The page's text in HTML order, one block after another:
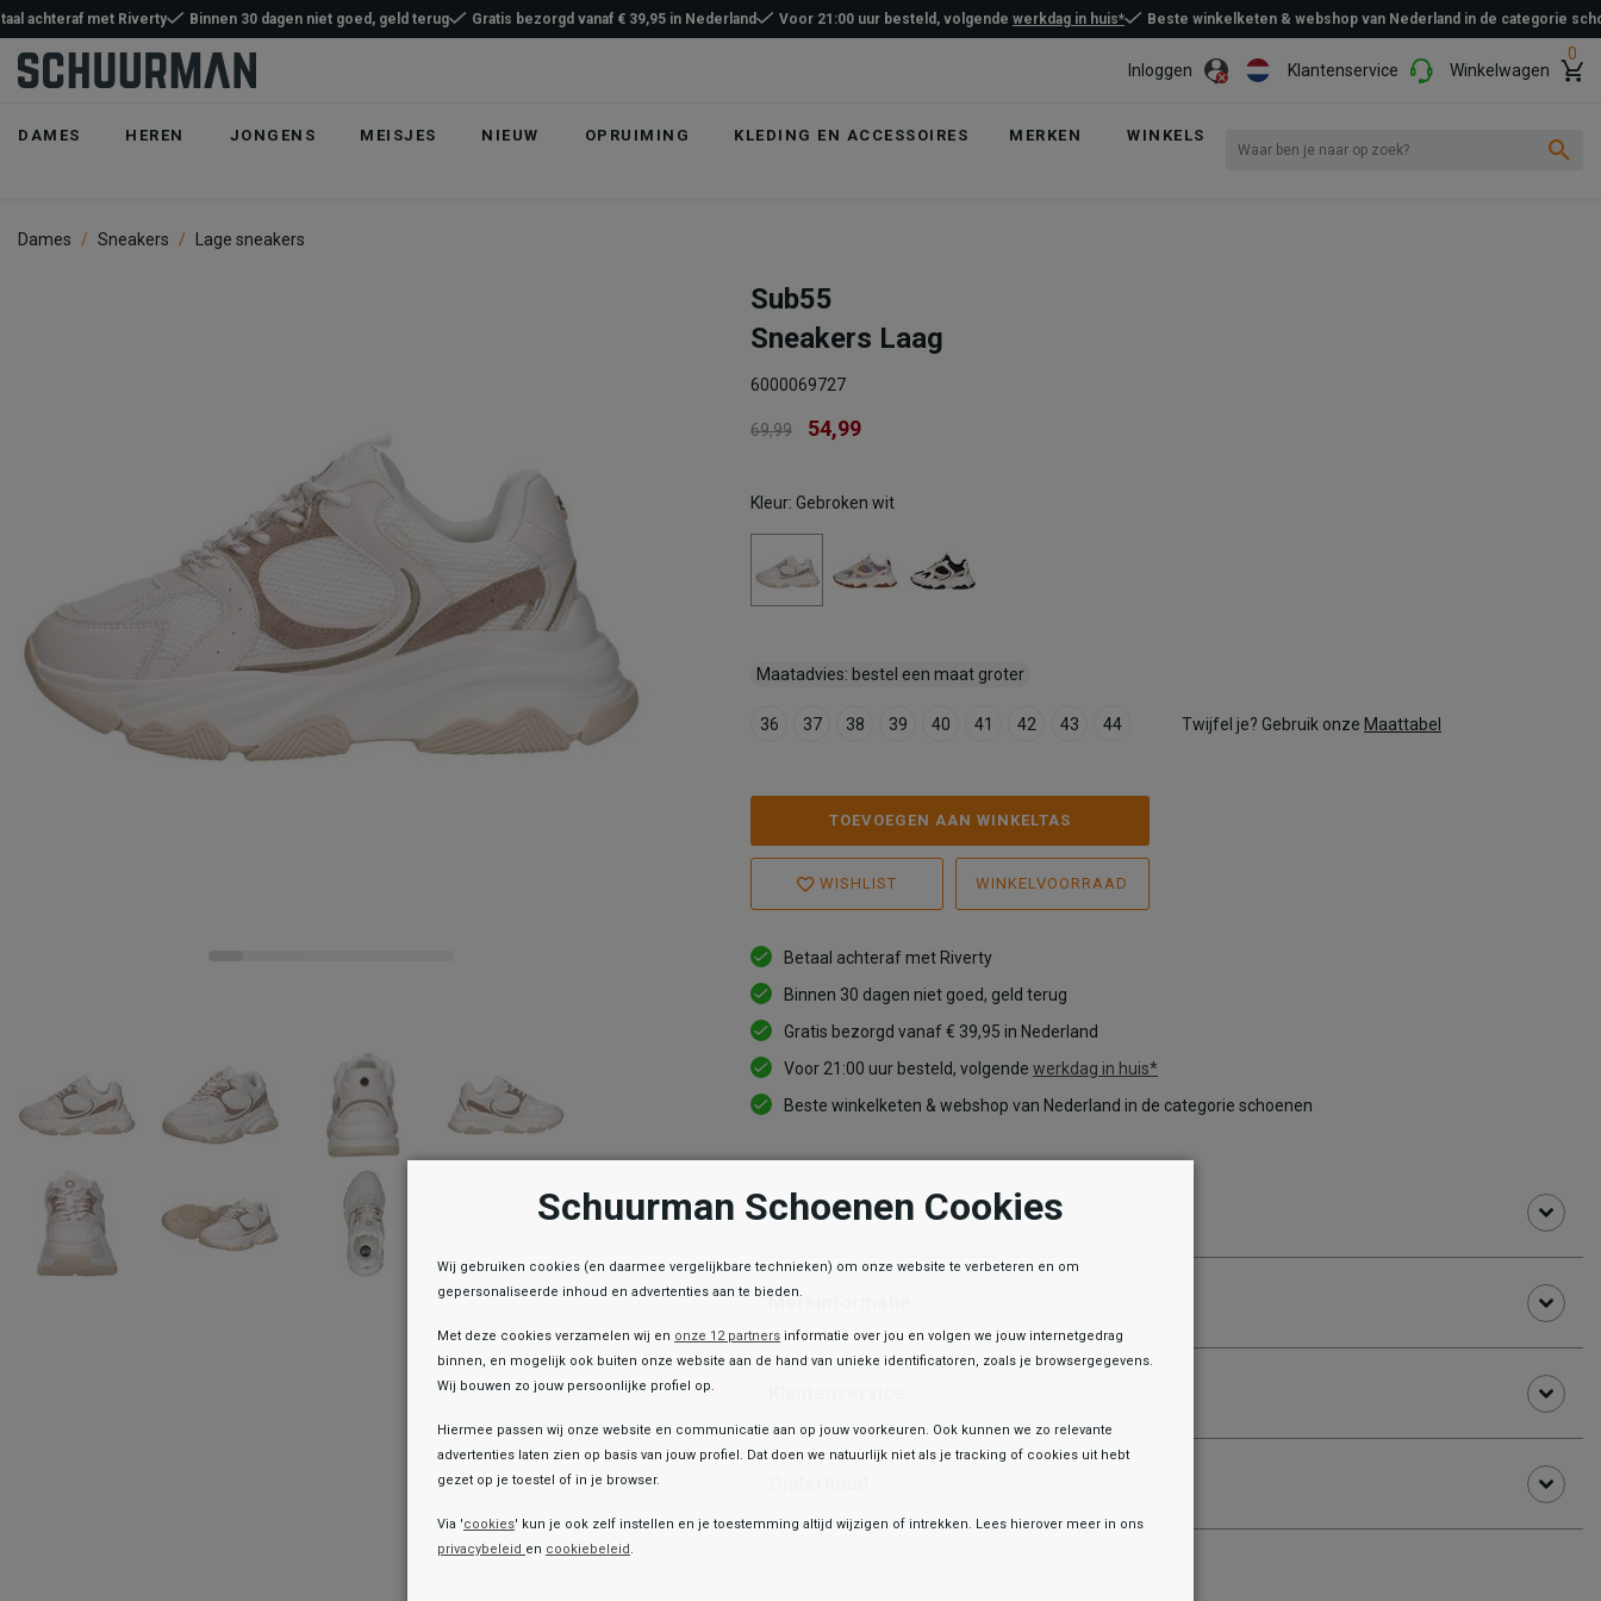
Inloggen Klantenservice
0
Winkelwagen
DAMES HEREN JONGENS MEISJES NIEUW OPRUIMING KLEDING EN ACCESSOIRES MERKEN WINKELS
achteraf met Riverty Binnen 30 dagen niet goed, geld terug Gratis bezorgd vanaf € 39,95 in Nederland Voor 21:00 uur besteld, volgende werkdag in huis* Beste winkelketen & webshop van Nederland in de categorie
Dames Sneakers Lage sneakers
Sub55
Sneakers Laag
6000069727
69,99 54,99
Kleur: Gebroken wit
Maatadvies: bestel een maat groter
36 37 38 39 40 41 42 43 44 Twijfel je? Gebruik onze Maattabel
TOEVOEGEN AAN WINKELTAS
WISHLIST WINKELVOORRAAD
Betaal achteraf met Riverty
Binnen 30 dagen niet goed, geld terug
Gratis bezorgd vanaf € 39,95 in Nederland
Voor 21:00 uur besteld, volgende werkdag in huis*
Beste winkelketen & webshop van Nederland in de categorie schoenen
Informatie
Merkinformatie
Toegevoegd aan je winkeltas!
Schuurman Schoenen Cookies
Wij gebruiken cookies (en daarmee vergelijkbare technieken) om onze website te verbeteren en om
gepersonaliseerde inhoud en advertenties aan te bieden.
Met deze cookies verzamelen wij en onze 12 partners informatie over jou en volgen we jouw internetgedrag
binnen, en mogelijk ook buiten onze website aan de hand van unieke identificatoren, zoals je browsergegevens.
Wij bouwen zo jouw persoonlijke profiel op.
Hiermee passen wij onze website en communicatie aan op jouw voorkeuren. Ook kunnen we zo relevante
advertenties laten zien op basis van jouw profiel. Dat doen we natuurlijk niet als je tracking of cookies uit hebt
gezet op je toestel of in je browser.
Via 'cookies' kun je ook zelf instellen en je toestemming altijd wijzigen of intrekken. Lees hierover meer in ons
privacybeleid en cookiebeleid .